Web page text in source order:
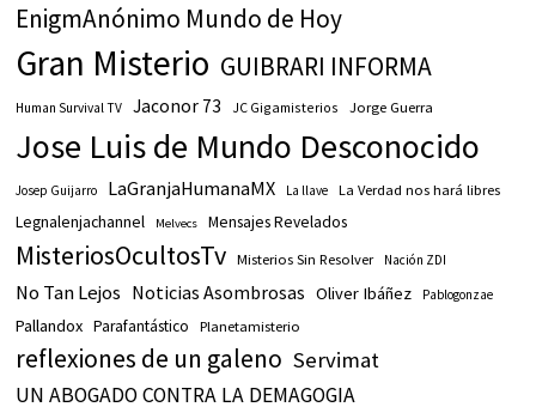
EnigmAnónimo Mundo de Hoy
Gran Misterio GUIBRARI INFORMA
Human Survival TV Jaconor 73 JC Gigamisterios Jorge Guerra
Jose Luis de Mundo Desconocido
Josep Guijarro LaGranjaHumanaMX La llave La Verdad nos hará libres
Legnalenjachannel Melvecs Mensajes Revelados
MisteriosOcultosTv Misterios Sin Resolver Nación ZDI
No Tan Lejos Noticias Asombrosas Oliver Ibáñez Pablogonzae
Pallandox Parafantástico Planetamisterio
reflexiones de un galeno Servimat
UN ABOGADO CONTRA LA DEMAGOGIA